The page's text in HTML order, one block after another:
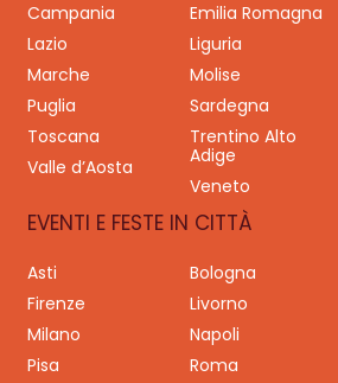
Campania
Emilia Romagna
Lazio
Liguria
Marche
Molise
Puglia
Sardegna
Toscana
Trentino Alto
Adige
Valle d’Aosta
Veneto
EVENTI E FESTE IN CITTÀ
Asti Bologna
Firenze
Livorno
Milano
Napoli
Pisa
Roma